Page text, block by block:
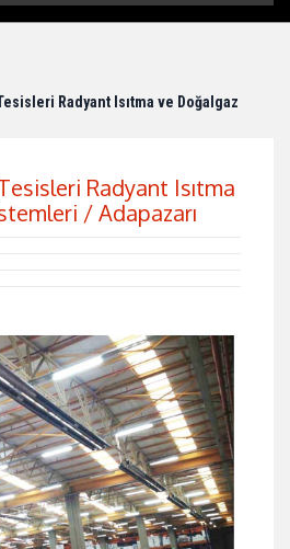
Radyant Isıtma ve Doğalgaz
Radyant Isıtma
/ Adapazarı